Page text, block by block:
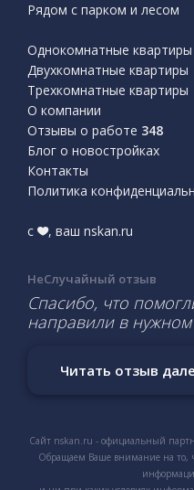
Рядом с парком и лесом
Однокомнатные квартиры
Двухкомнатные квартиры
Трехкомнатные квартиры
О компании
Отзывы о работе 348
Блог о новостройках
Контакты
Политика
с , ваш nskan.ru
НеСлучайный отзыв
Спасибо, что
направили в
Читать отзыв
Сайт nskan.ru - официальный
Обращаем Ваше внимание на то,